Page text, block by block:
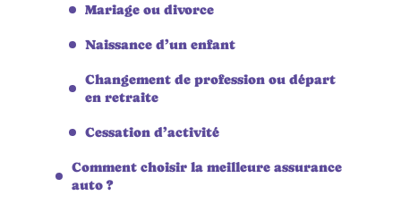
Mariage ou divorce
Naissance d’un enfant
Changement de profession ou départ
en retraite
Cessation d’activité
Comment choisir la meilleure assurance
auto ?